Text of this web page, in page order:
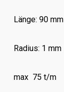
Länge: 90 mm
Radius: 1 mm
max 75 t/m